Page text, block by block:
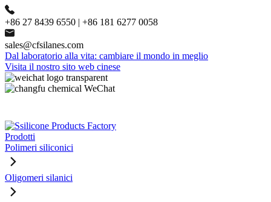
+86 27 8439 6550 | +86 181 6277 0058
sales@cfsilanes.com
Dal laboratorio alla vita: cambiare il mondo in meglio
Visita il nostro sito web cinese
Prodotti
Polimeri siliconici
Oligomeri silanici